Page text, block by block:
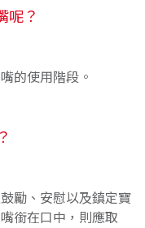
呢？
的使用階段。
勵、安慰以及鎮定寶
銜在口中，則應取